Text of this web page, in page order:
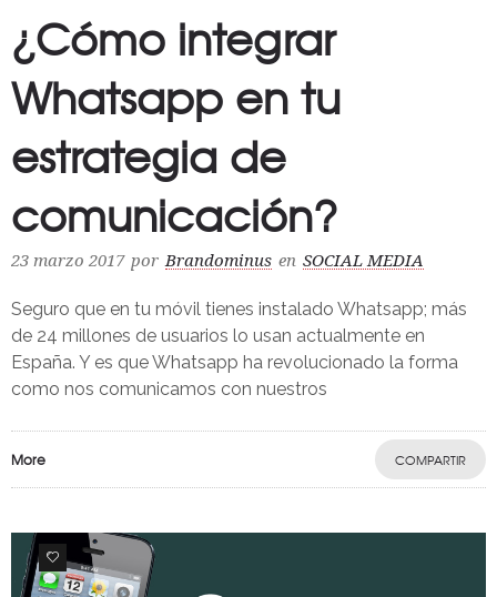
¿Cómo integrar
Whatsapp en tu
estrategia de
comunicación?
23 marzo 2017 por Brandominus en SOCIAL MEDIA
Seguro que en tu móvil tienes instalado Whatsapp; más
de 24 millones de usuarios lo usan actualmente en
España. Y es que Whatsapp ha revolucionado la forma
como nos comunicamos con nuestros
More COMPARTIR
0